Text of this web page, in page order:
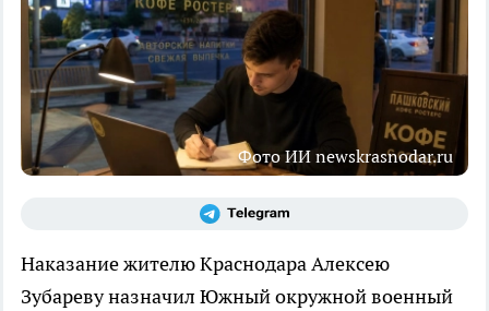
Фото ИИ newskrasnodar.ru
Наказание жителю Краснодара Алексею
Зубареву назначил Южный окружной военный